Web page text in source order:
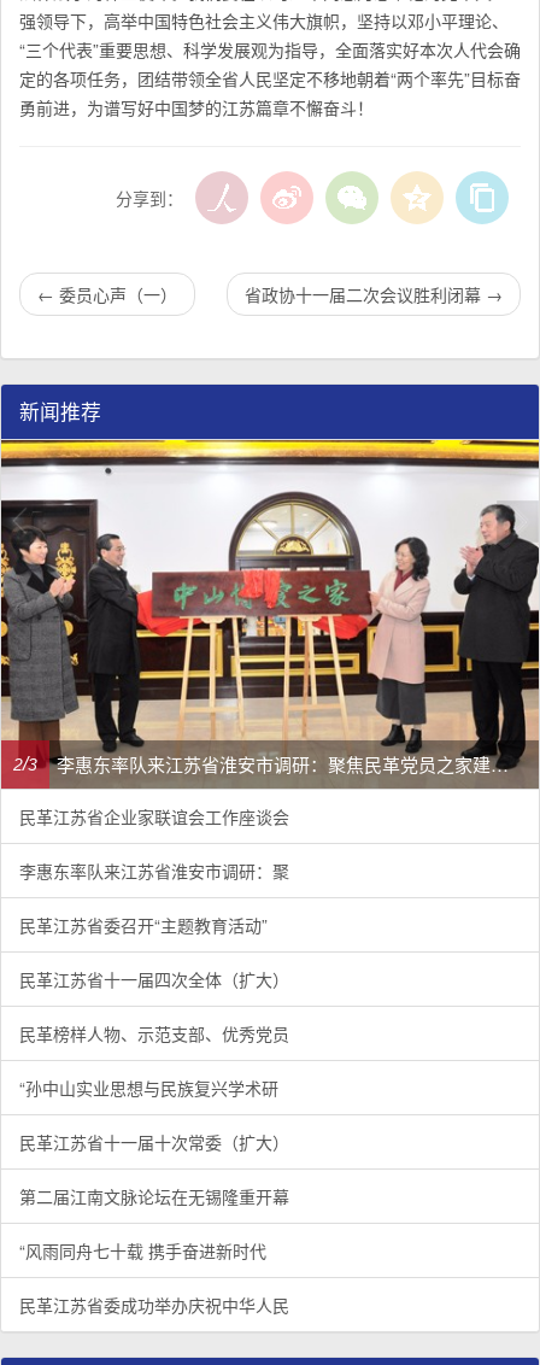
强领导下，高举中国特色社会主义伟大旗帜，坚持以邓小平理论、
“三个代表”重要思想、科学发展观为指导，全面落实好本次人代会确
定的各项任务，团结带领全省人民坚定不移地朝着“两个率先”目标奋
勇前进，为谱写好中国梦的江苏篇章不懈奋斗！
分享到：
← 委员心声（一） 省政协十一届二次会议胜利闭幕 →
新闻推荐
李惠东率队来江苏省淮安市调研：聚焦民革党员之家建设管理、学龄前儿童爱国主义教育
2/3
民革江苏省企业家联谊会工作座谈会
李惠东率队来江苏省淮安市调研：聚
民革江苏省委召开“主题教育活动”
民革江苏省十一届四次全体（扩大）
民革榜样人物、示范支部、优秀党员
“孙中山实业思想与民族复兴学术研
民革江苏省十一届十次常委（扩大）
第二届江南文脉论坛在无锡隆重开幕
“风雨同舟七十载 携手奋进新时代
民革江苏省委成功举办庆祝中华人民